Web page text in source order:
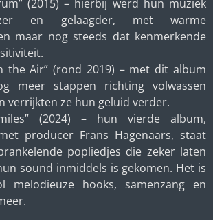
(2015) – hierbij werd hun muziek
en gelaagder, met warme
maar nog steeds dat kenmerkende
the Air” (rond 2019) – met dit album
meer stappen richting volwassen
verrijkten ze hun geluid verder.
(2024) – hun vierde album,
producer Frans Hagenaars, staat
popliedjes die zeker laten
sound inmiddels is gekomen. Het is
melodieuze hooks, samenzang en